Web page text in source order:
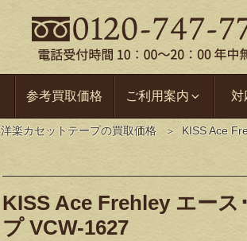
参考買取価格 ご利用案内 対
洋楽カセットテープの買取価格 KISS Ace
KISS Ace Frehley エー
プ VCW-1627